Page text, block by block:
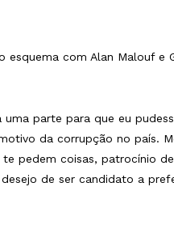
com Alan Malouf e
uma parte para que eu
da corrupção no país.
pedem coisas, patrocínio
de ser candidato a